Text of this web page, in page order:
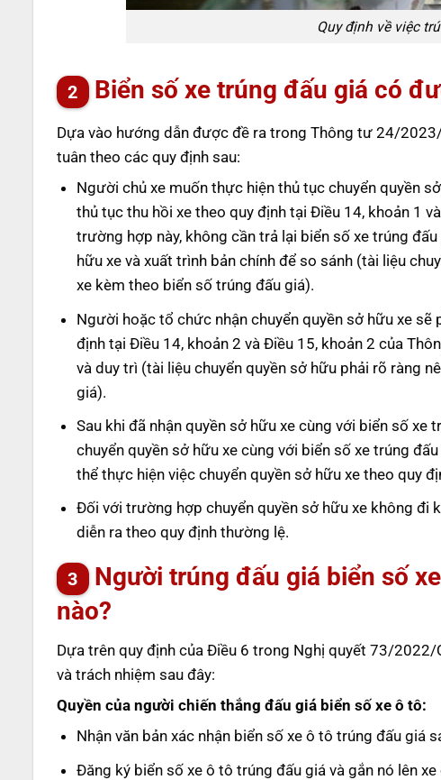
Quy định về việc
Biển số xe trúng đấu giá có
Dựa vào hướng dẫn được đề ra trong Thông tư 24/
tuân theo các quy định sau:
Người chủ xe muốn thực hiện thủ tục chuyển quyền
thủ tục thu hồi xe theo quy định tại Điều 14, khoản 1
trường hợp này, không cần trả lại biển số xe trúng
hữu xe và xuất trình bản chính để so sánh (tài liệu
xe kèm theo biển số trúng đấu giá).
Người hoặc tổ chức nhận chuyển quyền sở hữu xe
định tại Điều 14, khoản 2 và Điều 15, khoản 2 của
và duy trì (tài liệu chuyển quyền sở hữu phải rõ ràng
giá).
Sau khi đã nhận quyền sở hữu xe cùng với biển số
chuyển quyền sở hữu xe cùng với biển số xe trúng
thể thực hiện việc chuyển quyền sở hữu xe theo quy
Đối với trường hợp chuyển quyền sở hữu xe không đi
diễn ra theo quy định thường lệ.
Người trúng đấu giá biển số
nào?
Dựa trên quy định của Điều 6 trong Nghị quyết 73/
và trách nhiệm sau đây:
Quyền của người chiến thắng đấu giá biển số xe ô tô:
Nhận văn bản xác nhận biển số xe ô tô trúng đấu giá
Đăng ký biển số xe ô tô trúng đấu giá và gắn nó lên